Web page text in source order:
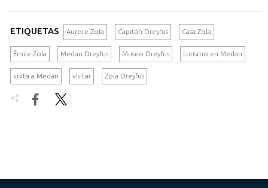
ETIQUETAS Aurore Zola Capitán Dreyfus Casa Zola
Émile Zola Medan Dreyfus Museo Dreyfus turismo en Medan
visita a Medan visitar Zola Dreyfus
 